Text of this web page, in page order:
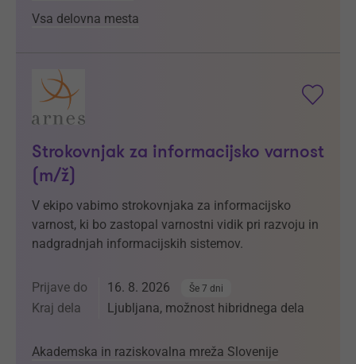
Vsa delovna mesta
Strokovnjak za informacijsko varnost
(m/ž)
V ekipo vabimo strokovnjaka za informacijsko
varnost, ki bo zastopal varnostni vidik pri razvoju in
nadgradnjah informacijskih sistemov.
Prijave do 16. 8. 2026 Še 7 dni
Kraj dela Ljubljana, možnost hibridnega dela
Akademska in raziskovalna mreža Slovenije